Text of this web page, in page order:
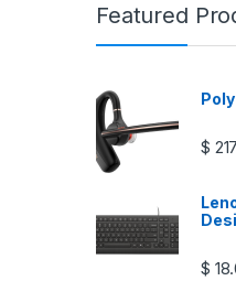
Featured
$
$